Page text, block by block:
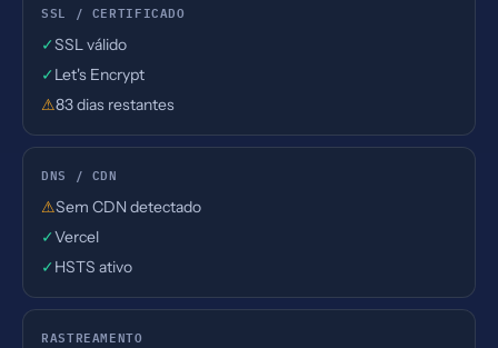
SSL / CERTIFICADO
✓SSL válido
✓ Let's Encrypt
⚠83 dias restantes
DNS / CDN
⚠Sem CDN detectado
✓Vercel
✓ HSTS ativo
RASTREAMENTO